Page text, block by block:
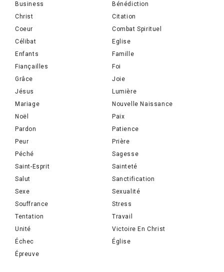
Business
Bénédiction
Christ
Citation
Coeur
Combat Spirituel
Célibat
Eglise
Enfants
Famille
Fiançailles
Foi
Grâce
Joie
Jésus
Lumière
Mariage
Nouvelle Naissance
Noël
Paix
Pardon
Patience
Peur
Prière
Péché
Sagesse
Saint-Esprit
Sainteté
Salut
Sanctification
Sexe
Sexualité
Souffrance
Stress
Tentation
Travail
Unité
Victoire En Christ
Échec
Église
Épreuve